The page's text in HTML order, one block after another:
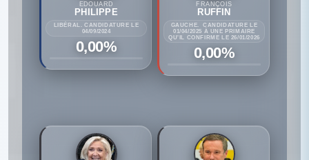
EDOUARD
PHILIPPE
LIBÉRAL. CANDIDATURE LE
04/09/2024
0,00%
FRANÇOIS
RUFFIN
GAUCHE. CANDIDATURE LE
01/04/2025 À UNE PRIMAIRE
QU'IL CONFIRME LE 26/01/2026
0,00%